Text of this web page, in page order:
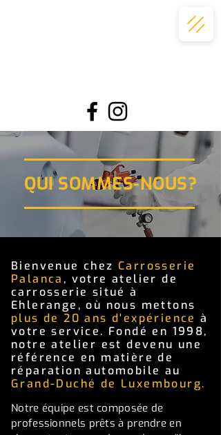
QUI SOMMES-NOUS?
Bienvenue chez Carrosserie
Palanca , votre atelier de
carrosserie situé à
Ehlerange, où nous mettons
plus de 20 ans d'expérience à
votre service. Fondé en 1998,
notre atelier est devenu une
référence en matière de
réparation automobile au
Grand-Duché de Luxembourg.
Notre équipe est composée de
professionnels prêts à prendre en